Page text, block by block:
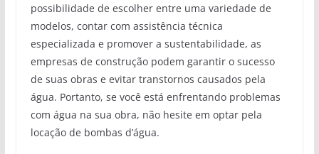
possibilidade de escolher entre uma variedade de
modelos, contar com assistência técnica
especializada e promover a sustentabilidade, as
empresas de construção podem garantir o sucesso
de suas obras e evitar transtornos causados pela
água. Portanto, se você está enfrentando problemas
com água na sua obra, não hesite em optar pela
locação de bombas d’água.